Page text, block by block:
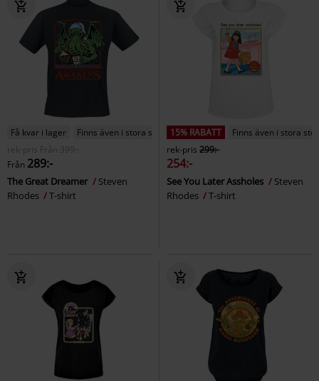
Få kvar i lager
Finns även i stora storlekar
rek-pris
Från
399:-
Från 289:-
The Great Dreamer
Steven
Rhodes
T-shirt
15% RABATT
Finns även i stora
rek-pris 299:-
254:-
See You Later Assholes
Steven
Rhodes
T-shirt